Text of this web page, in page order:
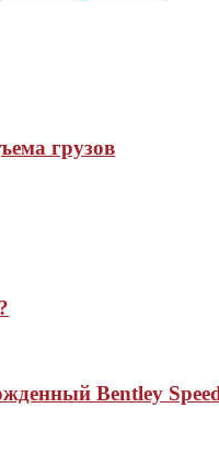
грузов
Bentley